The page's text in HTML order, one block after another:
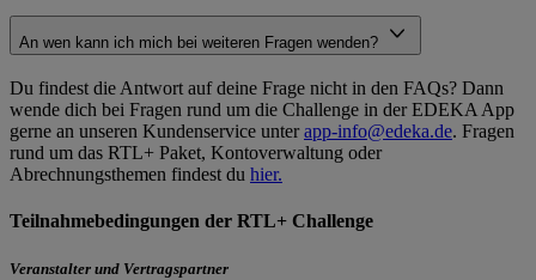
An wen kann ich mich bei weiteren Fragen wenden?
Du findest die Antwort auf deine Frage nicht in den FAQs? Dann
wende dich bei Fragen rund um die Challenge in der EDEKA App
gerne an unseren Kundenservice unterapp-info@edeka.de. Fragen
rund um das RTL+ Paket, Kontoverwaltung oder
Abrechnungsthemen findest du hier.
Teilnahmebedingungen der RTL+ Challenge
Veranstalter und Vertragspartner